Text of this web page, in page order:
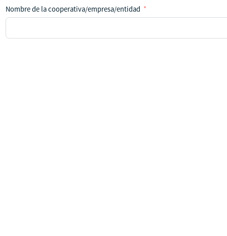
Nombre de la cooperativa/empresa/entidad